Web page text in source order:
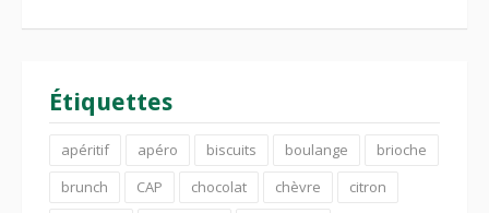
Étiquettes
apéritif apéro biscuits boulange
brioche
brunch
CAP chocolat chèvre
citron